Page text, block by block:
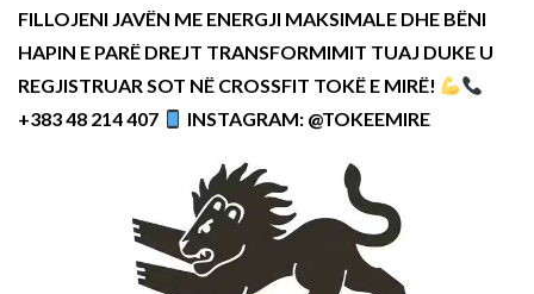
FILLOJENI JAVËN ME ENERGJI MAKSIMALE DHE BËNI
HAPIN E PARË DREJT TRANSFORMIMIT TUAJ DUKE U
REGJISTRUAR SOT NË CROSSFIT TOKË E MIRË!
+383 48 214 407
INSTAGRAM: @TOKEEMIRE